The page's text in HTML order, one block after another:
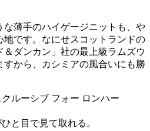
薄手のハイゲージニットも、や
地です。なにせスコットランドの
ダンカン」社の最上級ラムズウ
から、カシミアの風合いにも勝
と目で見て取れる。